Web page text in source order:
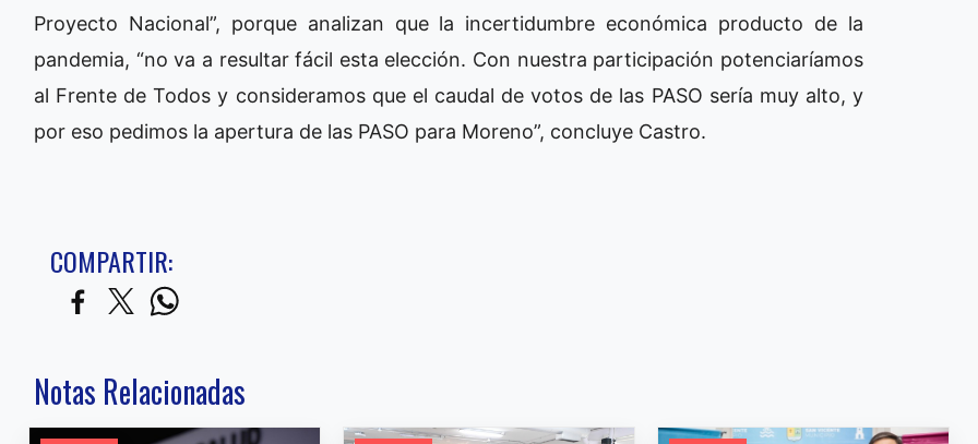
Proyecto Nacional”, porque analizan que la incertidumbre económica producto de la
pandemia, “no va a resultar fácil esta elección. Con nuestra participación potenciaríamos
al Frente de Todos y consideramos que el caudal de votos de las PASO sería muy alto, y
por eso pedimos la apertura de las PASO para Moreno”, concluye Castro.
COMPARTIR:
Notas Relacionadas